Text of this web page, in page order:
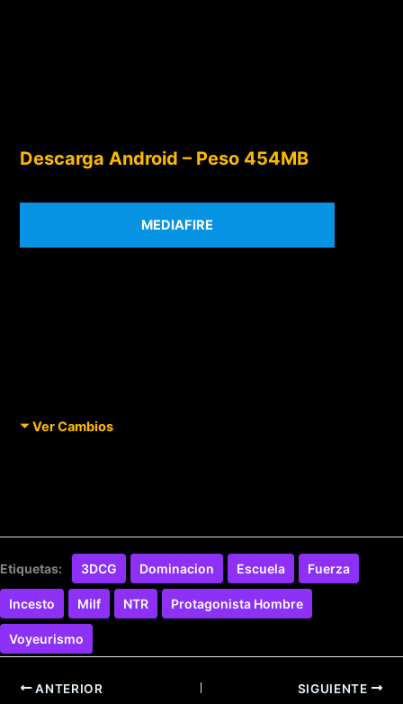
Descarga Android – Peso 454MB
MEDIAFIRE
Ver Cambios
Etiquetas: 3DCG Dominacion Escuela Fuerza
Incesto Milf NTR Protagonista Hombre
Voyeurismo
ANTERIOR SIGUIENTE